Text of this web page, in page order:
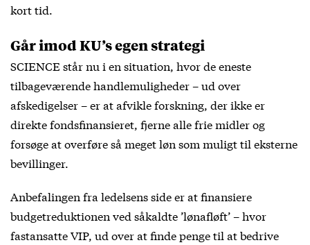
kort tid.
Går imod KU’s egen strategi
SCIENCE står nu i en situation, hvor de eneste
tilbageværende handlemuligheder – ud over
afskedigelser – er at afvikle forskning, der ikke er
direkte fondsfinansieret, fjerne alle frie midler og
forsøge at overføre så meget løn som muligt til eksterne
bevillinger.
Anbefalingen fra ledelsens side er at finansiere
budgetreduktionen ved såkaldte ’lønafløft’ – hvor
fastansatte VIP, ud over at finde penge til at bedrive